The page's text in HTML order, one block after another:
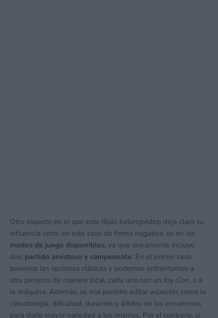
Otro aspecto en el que este título balompédico deja clara su
influencia retro, en este caso de forma negativa, es en los
modos de juego disponibles, ya que únicamente incluye
dos: partido amistoso y campeonato. En el primer caso
tenemos las opciones clásicas y podemos enfrentarnos a
otra persona de manera local, cada uno con un Joy-Con, o a
la máquina. Además, se nos permite editar aspectos como la
climatología, dificultad, duración o árbitro de los encuentros
para darle mayor variedad a los mismos. Por el contrario, si